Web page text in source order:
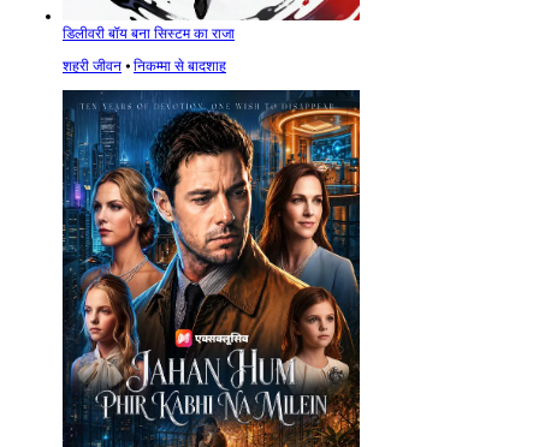
डिलीवरी बॉय बना सिस्टम का राजा
शहरी जीवन ⦁ निकम्मा से बादशाह